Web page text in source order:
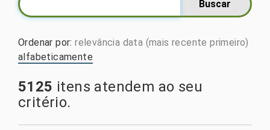
Ordenar por:relevância data (mais recente primeiro)
alfabeticamente
5125 itens atendem ao seu
critério.